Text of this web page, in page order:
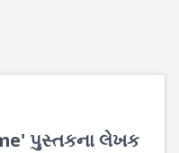
પુસ્તકના લેખક